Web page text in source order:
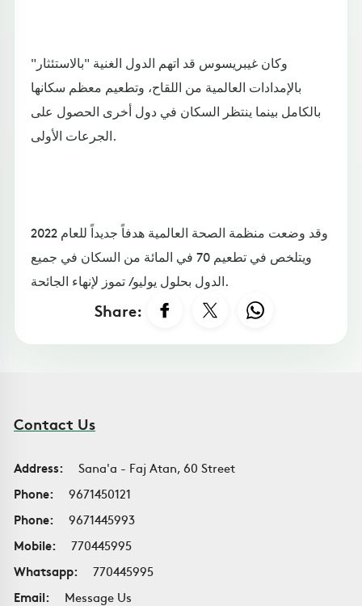
وكان غيبريسوس قد اتهم الدول الغنية "بالاستئثار"
بالإمدادات العالمية من اللقاح، وتطعيم معظم سكانها
بالكامل بينما ينتظر السكان في دول أخرى الحصول على
الجرعات الأولى.
وقد وضعت منظمة الصحة العالمية هدفاً جديداً للعام 2022
ويتلخص في تطعيم 70 في المائة من السكان في جميع
الدول بحلول يوليو/ تموز لإنهاء الجائحة.
Share:
Contact Us
Address:
Sana'a - Faj Atan, 60 Street
Phone:
9671450121
Phone:
9671445993
Mobile:
770445995
Whatsapp:
770445995
Email:
Message Us